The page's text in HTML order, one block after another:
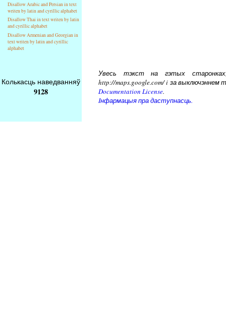
Disallow Arabic and Persian in text
writen by latin and cyrillic alphabet
Disallow Thai in text writen by latin
and cyrillic alphabet
Disallow Armenian and Georgian in
text writen by latin and cyrillic
alphabet
Колькасць наведванняў
9128
Увесь тэкст на гэтых
http://maps.google.com/ i за
Documentation License.
Iнфармацыя пра даступнасць.